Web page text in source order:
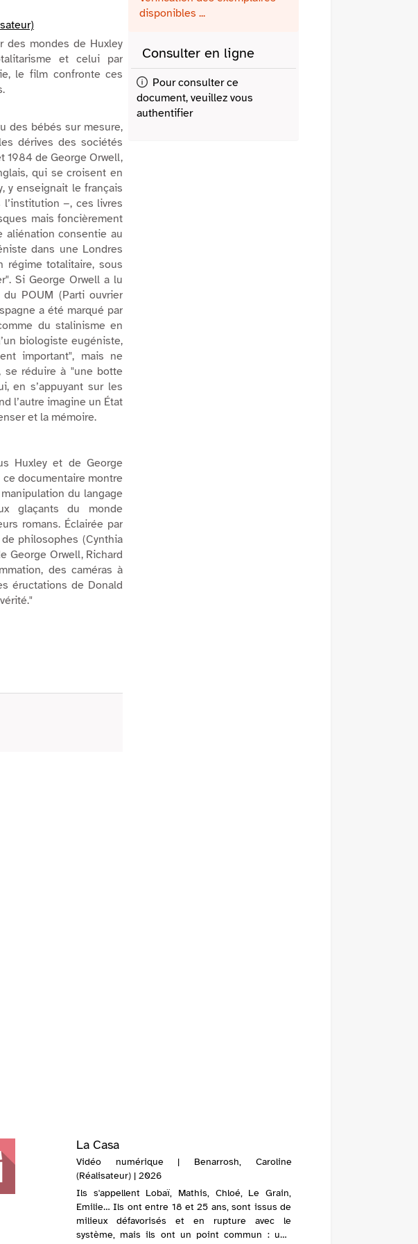
des mondes de Huxley
et celui par
le film confronte ces
des bébés sur mesure,
dérives des sociétés
1984de George Orwell,
qui se croisent en
y enseignait le français
−, ces livres
mais foncièrement
aliénation consentie au
dans une Londres
régime totalitaire, sous
Si George Orwell a lu
POUM (Parti ouvrier
a été marqué par
du stalinisme en
biologiste eugéniste,
important", mais ne
se réduire à "une botte
en s’appuyant sur les
l’autre imagine un État
et la mémoire.
Huxley et de George
documentaire montre
du langage
glaçants du monde
romans. Éclairée par
philosophes (Cynthia
George Orwell, Richard
des caméras à
éructations de Donald
"
disponibles ...
Consulter en ligne
Pour consulter ce
document, veuillez vous
authentifier
La Casa
Vidéo numérique | Benarrosh, Caroline
(Réalisateur) | 2026
Ils s'appellent Lobaï, Mathis, Chloé, Le Grain,
Emilie… Ils ont entre 18 et 25 ans, sont issus de
milieux défavorisés et en rupture avec le
système, mais ils ont un point commun : une